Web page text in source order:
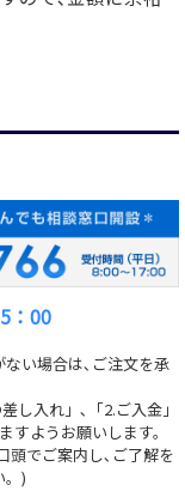
：00
い場合は､ご注文を承
し入れ」､「2.ご入金」
ようお願いします。
頭でご案内し､ご了解を
。)